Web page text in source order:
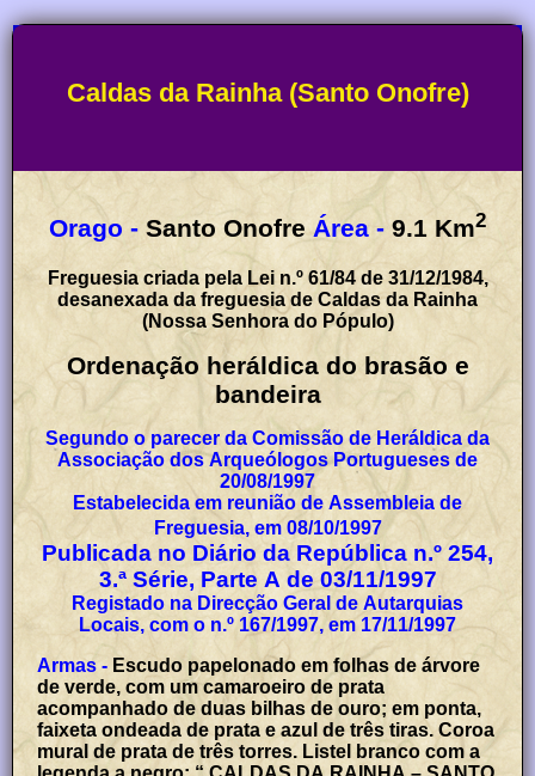
Caldas da Rainha (Santo Onofre)
Orago - Santo OnofreÁrea - 9.1 Km2
Freguesia criada pela Lei n.º 61/84 de 31/12/1984,
desanexada da freguesia de Caldas da Rainha
(Nossa Senhora do Pópulo)
Ordenação heráldica do brasão e
bandeira
Segundo o parecer da Comissão de Heráldica da
Associação dos Arqueólogos Portugueses de
20/08/1997
Estabelecida em reunião de Assembleia de
Freguesia, em 08/10/1997
Publicada no Diário da República n.º 254,
3.ª Série, Parte A de 03/11/1997
Registado na Direcção Geral de Autarquias
Locais, com o n.º 167/1997, em 17/11/1997
Armas - Escudo papelonado em folhas de árvore
de verde, com um camaroeiro de prata
acompanhado de duas bilhas de ouro; em ponta,
faixeta ondeada de prata e azul de três tiras. Coroa
mural de prata de três torres. Listel branco com a